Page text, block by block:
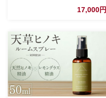
ロール (12R×8パック) 配達時間
指定可能 1.3倍巻き トイレット
ーパー 人気 おすすめ [sf001-
012]
17,000円